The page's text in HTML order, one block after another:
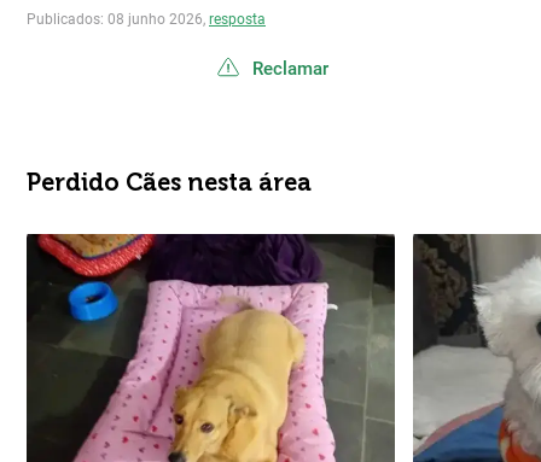
Publicados: 08 junho 2026, resposta
Reclamar
Perdido Cães nesta área